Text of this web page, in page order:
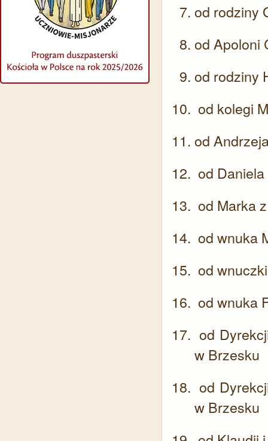
od rodziny
od Apoloni
od rodziny
od kolegi
od
od
od Marka
od wnuka
od
od wnuka
od
w Brzesku
od
w Brzesku